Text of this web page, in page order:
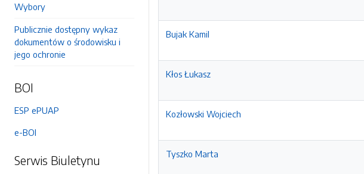
Wybory
Publicznie dostępny wykaz
dokumentów o środowisku i
jego ochronie
BOI
ESP ePUAP
e-BOI
Serwis Biuletynu
Bujak Kamil
Kłos Łukasz
Kozłowski Wojciech
Tyszko Marta